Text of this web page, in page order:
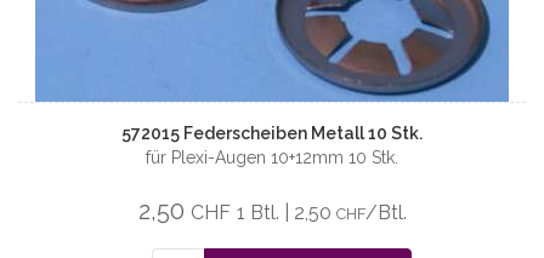
572015 Federscheiben Metall 10 Stk.
für Plexi-Augen 10+12mm 10 Stk.
2,50 CHF 1 Btl. | 2,50 CHF/Btl.